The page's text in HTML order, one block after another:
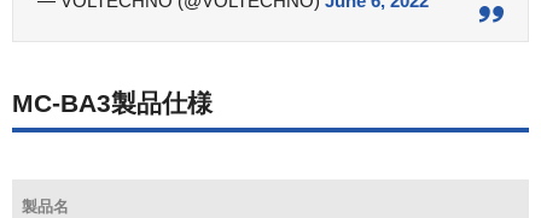
MC-BA3製品仕様
製品名